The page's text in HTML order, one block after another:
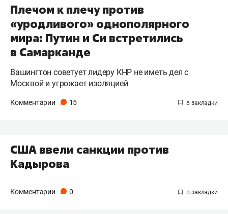
Плечом к плечу против
«уродливого» однополярного
мира: Путин и Си встретились
в Самарканде
Вашингтон советует лидеру КНР не иметь дел с
Москвой и угрожает изоляцией
Комментарии 15
США ввели санкции против
Кадырова
Комментарии 0